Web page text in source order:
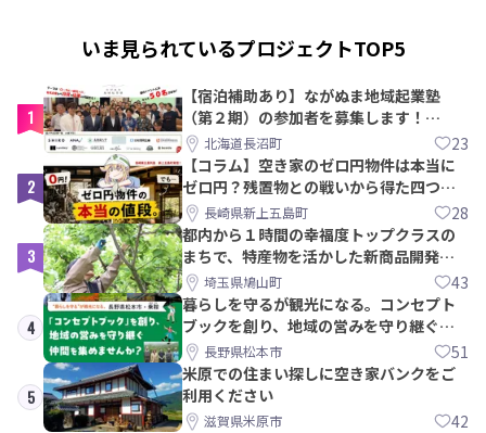
いま見られているプロジェクトTOP5
1
【宿泊補助あり】ながぬま地域起業塾
（第２期）の参加者を募集します！
【8/21〆】
北海道長沼町 23
2
【コラム】空き家のゼロ円物件は本当に
ゼロ円？残置物との戦いから得た四つの
教訓｜新上五島町
長崎県新上五島町 28
3
都内から１時間の幸福度トップクラスの
まちで、特産物を活かした新商品開発＆
PRメンバー募集！
埼玉県鳩山町 43
4
暮らしを守るが観光になる。コンセプト
ブックを創り、地域の営みを守り継ぐ仲
間を集めませんか？
長野県松本市 51
5
米原での住まい探しに空き家バンクをご
利用ください
滋賀県米原市 42